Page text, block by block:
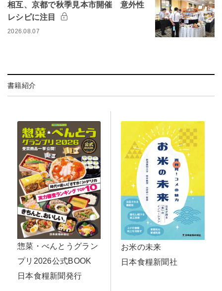
相互、京都で秋季見本市開催 意外性
レシピに注目
2026.08.07
書籍紹介
惣菜・べんとうグラン
プリ2026公式BOOK
日本食糧新聞発行
お米の未来
日本食糧新聞社